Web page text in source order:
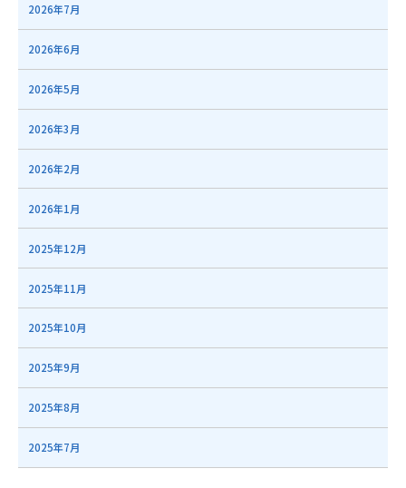
2026年7月
2026年6月
2026年5月
2026年3月
2026年2月
2026年1月
2025年12月
2025年11月
2025年10月
2025年9月
2025年8月
2025年7月